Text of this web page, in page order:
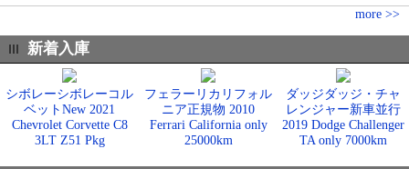
more >>
新着入庫
シボレーシボレーコル
ベットNew 2021
Chevrolet Corvette C8
3LT Z51 Pkg
フェラーリカリフォル
ニア正規物 2010
Ferrari California only
25000km
ダッジダッジ・チャ
レンジャー新車並行
2019 Dodge Challenger
TA only 7000km